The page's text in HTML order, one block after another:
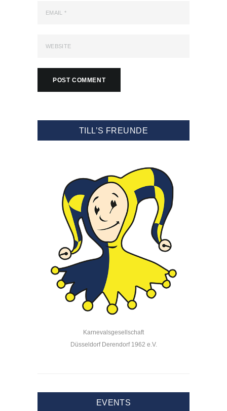
TILL’S FREUNDE
Karnevalsgesellschaft
Düsseldorf Derendorf 1962 e.V.
EVENTS